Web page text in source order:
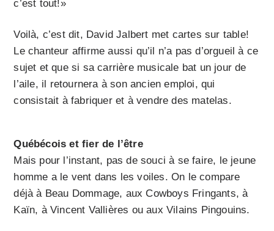
c’est tout!»
Voilà, c’est dit, David Jalbert met cartes sur table!
Le chanteur affirme aussi qu’il n’a pas d’orgueil à ce
sujet et que si sa carrière musicale bat un jour de
l’aile, il retournera à son ancien emploi, qui
consistait à fabriquer et à vendre des matelas.
Québécois et fier de l’être
Mais pour l’instant, pas de souci à se faire, le jeune
homme a le vent dans les voiles. On le compare
déjà à Beau Dommage, aux Cowboys Fringants, à
Kaïn, à Vincent Vallières ou aux Vilains Pingouins.